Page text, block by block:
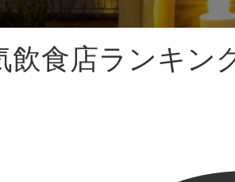
飲食店ランキ